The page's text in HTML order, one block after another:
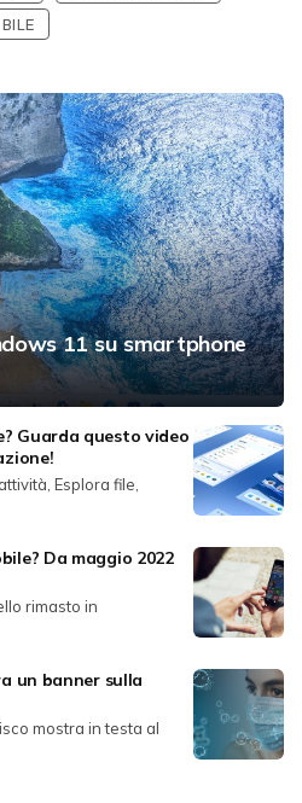
11 su smartphone
Guarda questo video
Esplora file,
Da maggio 2022
rimasto in
un banner sulla
mostra in testa al